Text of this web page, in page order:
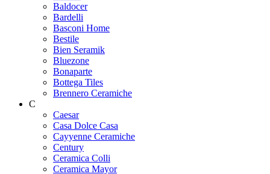
Baldocer
Bardelli
Basconi Home
Bestile
Bien Seramik
Bluezone
Bonaparte
Bottega Tiles
Brennero Ceramiche
C
Caesar
Casa Dolce Casa
Cayyenne Ceramiche
Century
Ceramica Colli
Ceramica Mayor